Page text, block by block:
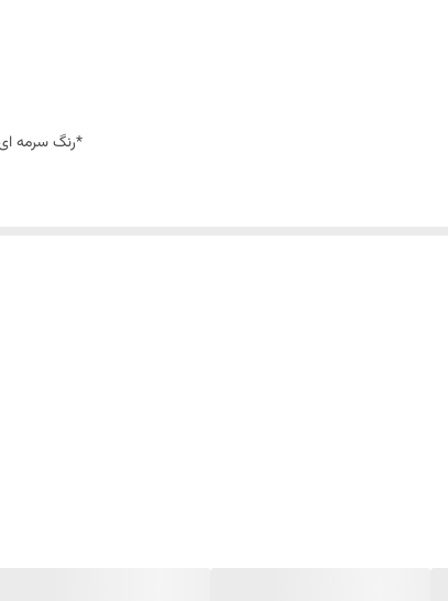
با لوله سقفی می باشد. *رنگ سرمه ای و